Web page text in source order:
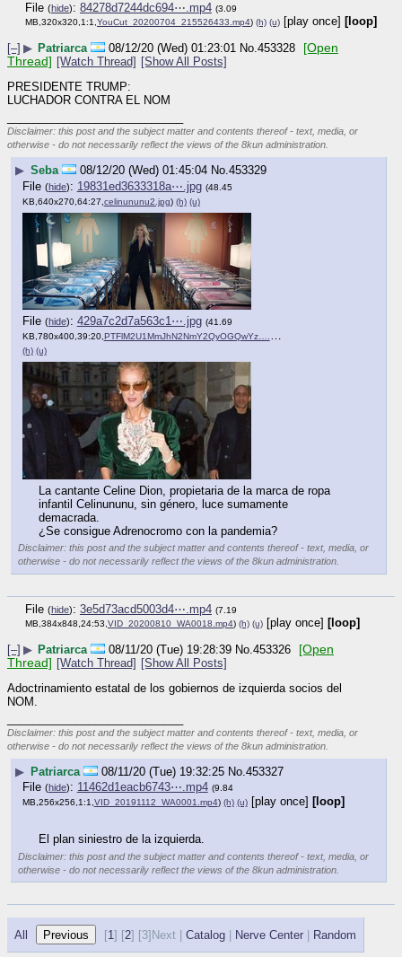
File (hide): 84278d7244dc694⋯.mp4 (3.09
MB,320x320,1:1, YouCut_20200704_215526433.mp4) (h) (u) [play once] [loop]
[–] ▶ Patriarca
08/12/20 (Wed)
01:23:01
____________________________
Disclaimer: this post and the subject matter
and contents thereof - text, media, or
otherwise - do not necessarily reflect the
views of the 8kun administration.
▶ Seba 08/12/20 (Wed) 01:45:04 No.453329
File (hide):19831ed3633318a⋯.jpg (48.45
KB,640x270,64:27,
celinununu2.jpg (u)
File(hide):429a7c2d7a563c1⋯.jpg (41.69
KB,780x400,39:20,PTFlM2U1MmJhN2NmY2QyOGQwYz….jpg
(h) (u)
La cantante Celine Dion, propietaria de la marca de ropa
infantil Celinununu, sin género, luce sumamente
demacrada.
¿Se consigue Adrenocromo con la pandemia?
otherwise - do not necessarily reflect the views of the 8kun administration.
File(hide):3e5d73acd5003d4⋯.mp4 (7.19
MB,384x848,24:53,VID_20200810_WA0018.mp4
[–]▶ Patriarca
08/11/20 (Tue)
Adoctrinamiento estatal de los
del NOM.
____________________________
Disclaimer: this post and the subject matter
▶ Patriarca 08/11/20 (Tue) 19:32:25 No.453327
File(hide):11462d1eacb6743⋯.mp4 (9.84
MB,256x256,1:1,VID_20191112_WA0001.mp4) (h) (u) [play once] [loop]
El plan siniestro de la izquierda.
Disclaimer: this post and the subject matter
and contents thereof - text, media, or